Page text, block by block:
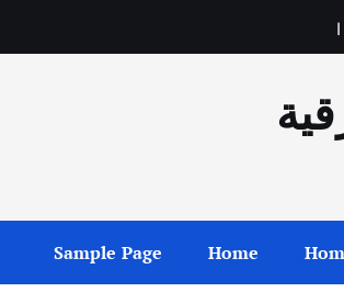
ا
Home
Sample Page